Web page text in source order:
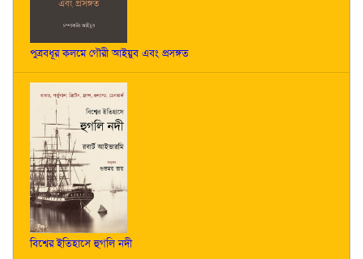
পুত্রবধূর কলমে গৌরী আইয়ুব এবং প্রসঙ্গত
বিশ্বের ইতিহাসে হুগলি নদী